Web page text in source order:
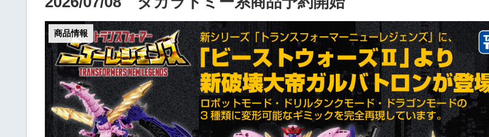
商品情報